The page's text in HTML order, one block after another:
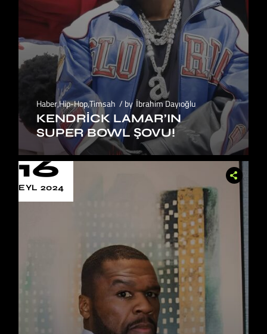
Haber,Hip-Hop,Timsah by İbrahim Dayıoğlu
KENDRICK LAMAR’IN
SUPER BOWL ŞOVU!
16
EYL 2024